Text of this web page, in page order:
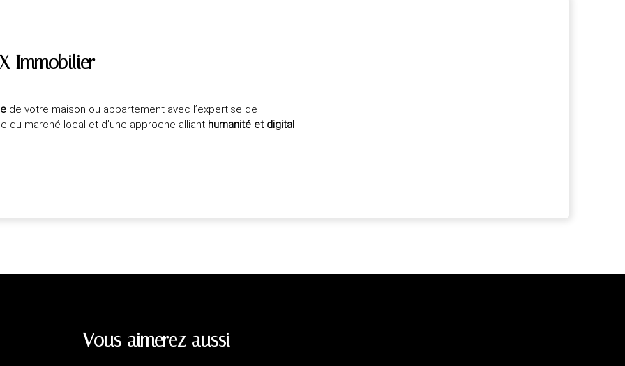
Immobilier
de votre maison ou appartement avec l’expertise de
du marché local et d’une approche alliant humanité et digital
Vous aimerez aussi